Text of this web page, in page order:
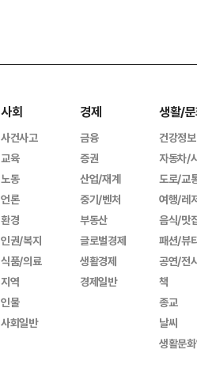
사회
사건사고
교육
노동
언론
환경
인권/복지
식품/의료
지역
인물
사회일반
경제
금융
증권
산업/재계
중기/벤처
부동산
글로벌경제
생활경제
경제일반
생활/
건강정보
자동차/
도로/교
여행/레
음식/맛
패션/뷰
공연/전
책
종교
날씨
생활문